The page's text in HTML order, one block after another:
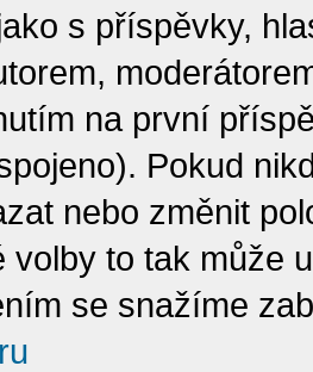
s příspěvky,
na první
Pokud
nebo změnit
volby to tak může
se snažíme